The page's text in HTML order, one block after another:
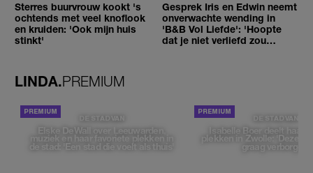
Sterres buurvrouw kookt 's
ochtends met veel knoflook
en kruiden: 'Ook mijn huis
stinkt'
Gesprek Iris en Edwin neemt
onverwachte wending in
'B&B Vol Liefde': 'Hoopte
dat je niet verliefd zou
LINDA.PREMIUM
DE STAD VAN
Elske DeWall over Leeuwarden,
muziek en haar favoriete plekken in
de stad: 'Een stad die voelt als thuis'
DE STAD VAN
Isabelle Boer deelt haar
plekken in Zwolle: 'Deze
graag verborgen'